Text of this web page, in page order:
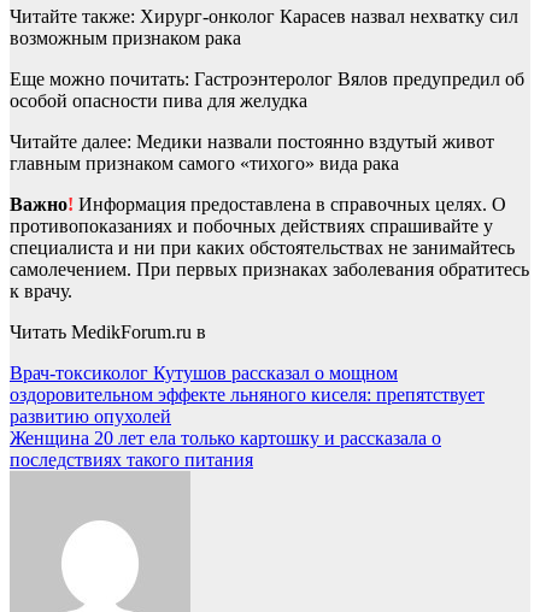
Читайте также: Хирург-онколог Карасев назвал нехватку сил
возможным признаком рака
Еще можно почитать: Гастроэнтеролог Вялов предупредил об
особой опасности пива для желудка
Читайте далее: Медики назвали постоянно вздутый живот
главным признаком самого «тихого» вида рака
Важно! Информация предоставлена в справочных целях. О
противопоказаниях и побочных действиях спрашивайте у
специалиста и ни при каких обстоятельствах не занимайтесь
самолечением. При первых признаках заболевания обратитесь
к врачу.
Читать MedikForum.ru в
Навигация
по
записям
Врач-токсиколог Кутушов рассказал о мощном
оздоровительном эффекте льняного киселя: препятствует
развитию опухолей
Женщина 20 лет ела только картошку и рассказала о
последствиях такого питания